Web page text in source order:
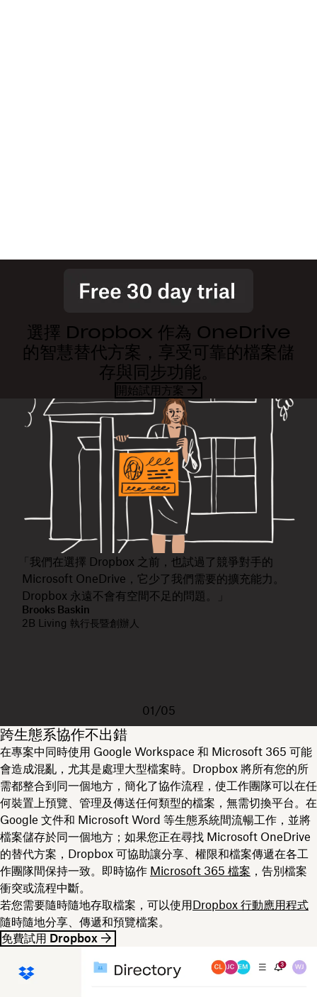
選擇 Dropbox 作為 OneDrive
的智慧替代方案，享受可靠的檔案儲
存與同步功能。
開始試用方案
「我們在選擇 Dropbox 之前，也試過了競爭對手的
Microsoft OneDrive，它少了我們需要的擴充能力。
Dropbox 永遠不會有空間不足的問題。」
Brooks Baskin
2B Living 執行長暨創辦人
01/05
跨生態系協作不出錯
在專案中同時使用 Google Workspace 和 Microsoft 365 可能
會造成混亂，尤其是處理大型檔案時。Dropbox 將所有您的所
需都整合到同一個地方，簡化了協作流程，使工作團隊可以在任
何裝置上預覽、管理及傳送任何類型的檔案，無需切換平台。在
Google 文件和 Microsoft Word 等生態系統間流暢工作，並將
檔案儲存於同一個地方；如果您正在尋找 Microsoft OneDrive
的替代方案，Dropbox 可協助讓分享、權限和檔案傳遞在各工
作團隊間保持一致。即時協作 Microsoft 365 檔案 ，告別檔案
衝突或流程中斷。
若您需要隨時隨地存取檔案，可以使用Dropbox 行動應用程式
隨時隨地分享、傳遞和預覽檔案。
免費試用 Dropbox